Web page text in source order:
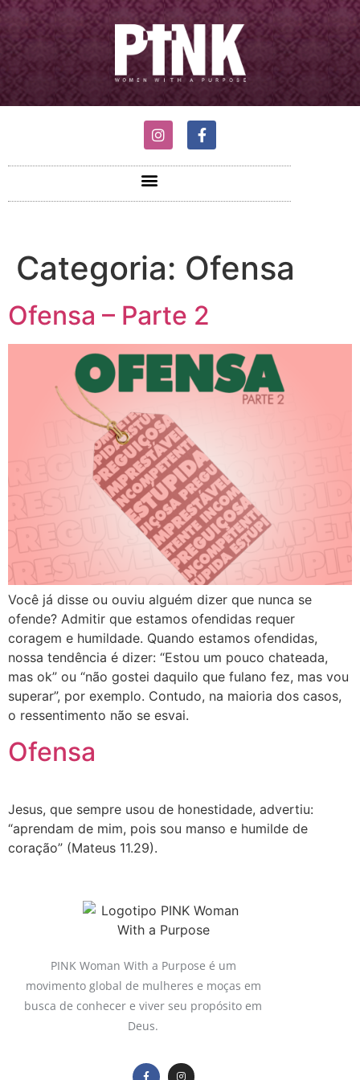
Categoria: Ofensa
Ofensa – Parte 2
Você já disse ou ouviu alguém dizer que nunca se
ofende? Admitir que estamos ofendidas requer
coragem e humildade. Quando estamos ofendidas,
nossa tendência é dizer: “Estou um pouco chateada,
mas ok” ou “não gostei daquilo que fulano fez, mas vou
superar”, por exemplo. Contudo, na maioria dos casos,
o ressentimento não se esvai.
Ofensa
Jesus, que sempre usou de honestidade, advertiu:
“aprendam de mim, pois sou manso e humilde de
coração” (Mateus 11.29).
PINK Woman With a Purpose é um
movimento global de mulheres e moças em
busca de conhecer e viver seu propósito em
Deus.